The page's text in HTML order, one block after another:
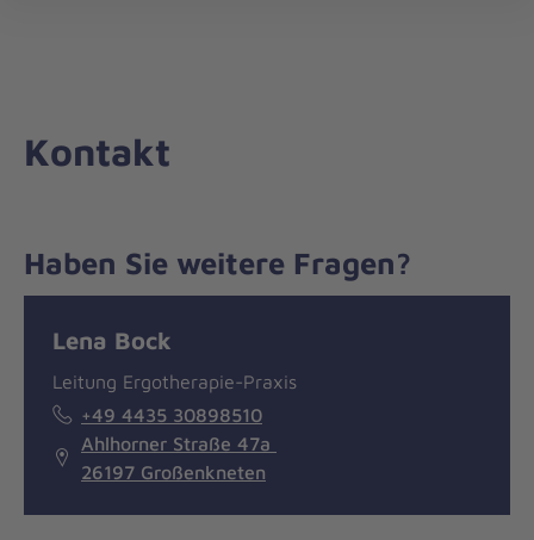
zum
Kontakt
Haben Sie weitere Fragen?
Lena Bock
Leitung Ergotherapie-Praxis
+49 4435 30898510
Ahlhorner Straße 47a
26197 Großenkneten